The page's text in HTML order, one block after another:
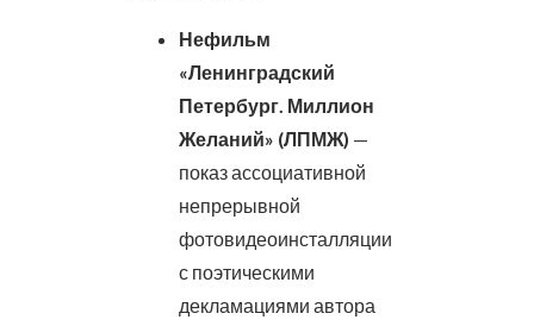
Нефильм
«Ленинградский
Петербург. Миллион
Желаний» (ЛПМЖ) —
показ ассоциативной
непрерывной
фотовидеоинсталляции
с поэтическими
декламациями автора